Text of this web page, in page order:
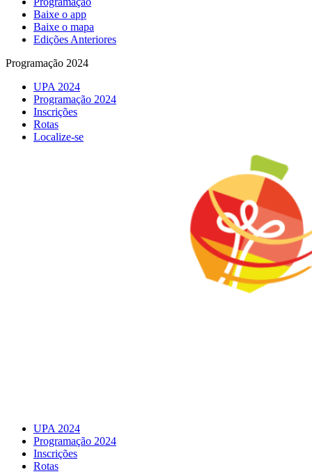
Baixe o app
Baixe o mapa
Edições Anteriores
Programação 2024
UPA 2024
Programação 2024
Inscrições
Rotas
Localize-se
UPA 2024
Programação 2024
Inscrições
Rotas